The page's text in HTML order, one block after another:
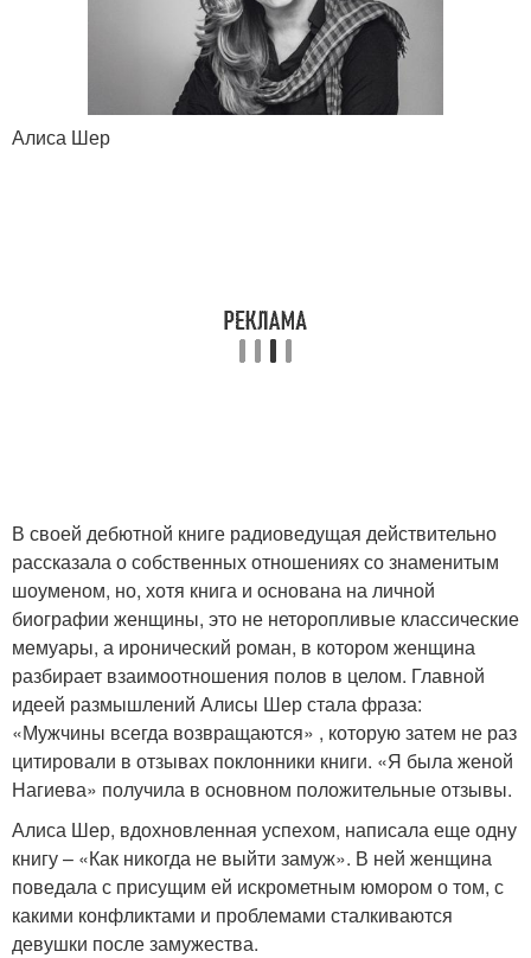
Алиса Шер
В своей дебютной книге радиоведущая действительно
рассказала о собственных отношениях со знаменитым
шоуменом, но, хотя книга и основана на личной
биографии женщины, это не неторопливые классические
мемуары, а иронический роман, в котором женщина
разбирает взаимоотношения полов в целом. Главной
идеей размышлений Алисы Шер стала фраза:
«Мужчины всегда возвращаются» , которую затем не раз
цитировали в отзывах поклонники книги. «Я была женой
Нагиева» получила в основном положительные отзывы.
Алиса Шер, вдохновленная успехом, написала еще одну
книгу – «Как никогда не выйти замуж». В ней женщина
поведала с присущим ей искрометным юмором о том, с
какими конфликтами и проблемами сталкиваются
девушки после замужества.